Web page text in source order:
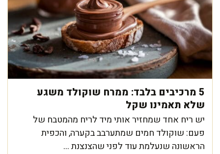
5 מרכיבים בלבד: ממרח שוקולד משגע
שלא תאמינו שקל
יש ריח אחד שמחזיר אותי מיד לריח מהמטבח של
פעם: שוקולד חמים שמתערבב בקערה, והכפית
הראשונה שנעלמת עוד לפני שהצנצנת ...